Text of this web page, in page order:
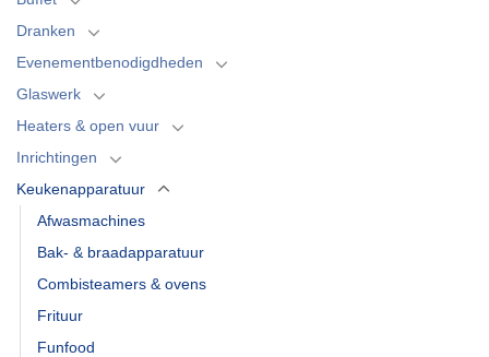
Dranken
Evenementbenodigdheden
Glaswerk
Heaters & open vuur
Inrichtingen
Keukenapparatuur
Afwasmachines
Bak- & braadapparatuur
Combisteamers & ovens
Frituur
Funfood